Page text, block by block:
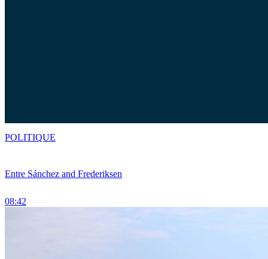
Entre Sánchez and Frederiksen
08:42
POLITIQUE